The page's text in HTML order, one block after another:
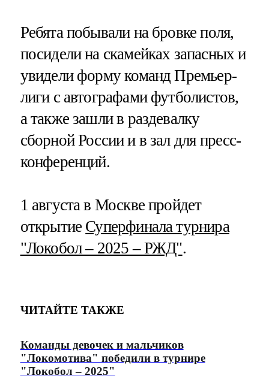
Ребята побывали на бровке поля,
посидели на скамейках запасных и
увидели форму команд Премьер-
лиги с автографами футболистов,
а также зашли в раздевалку
сборной России и в зал для пресс-
конференций.
1 августа в Москве пройдет
открытие Суперфинала турнира
"Локобол – 2025 – РЖД".
ЧИТАЙТЕ ТАКЖЕ
Команды девочек и мальчиков
"Локомотива" победили в турнире
"Локобол – 2025"